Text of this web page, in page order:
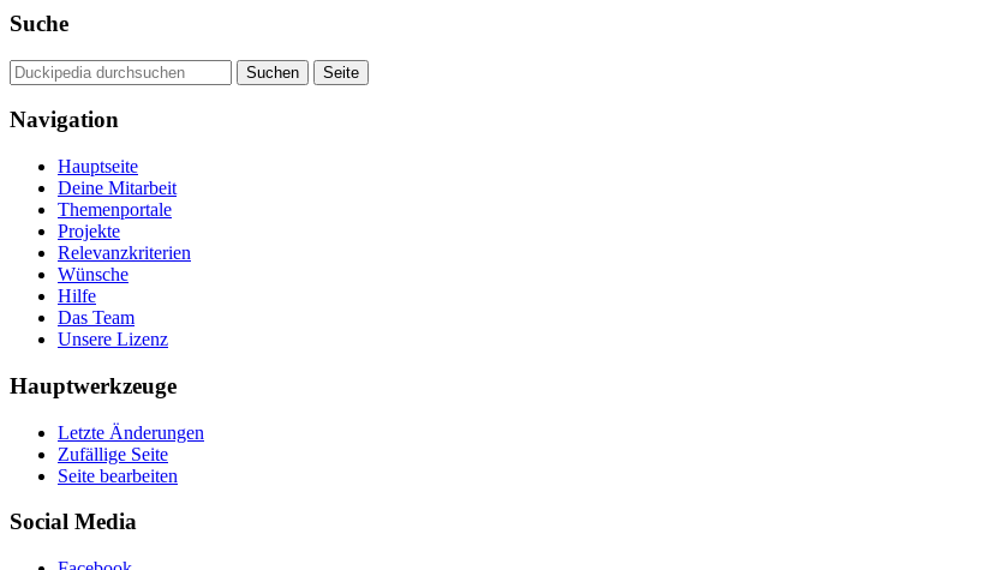
Suche
Navigation
Hauptseite
Deine Mitarbeit
Themenportale
Projekte
Relevanzkriterien
Wünsche
Hilfe
Das Team
Unsere Lizenz
Hauptwerkzeuge
Letzte Änderungen
Zufällige Seite
Seite bearbeiten
Social Media